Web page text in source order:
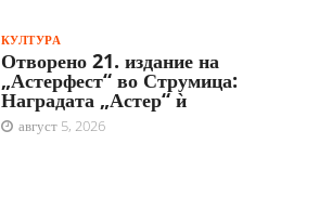
КУЛТУРА
Отворено 21. издание на
„Астерфест“ во Струмица:
Наградата „Астер“ ѝ
август 5, 2026